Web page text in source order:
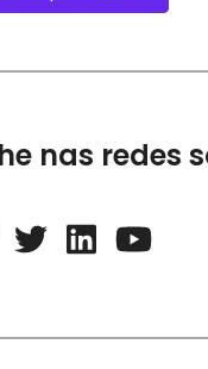
nas redes